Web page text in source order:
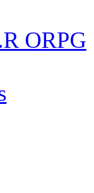
ORPG